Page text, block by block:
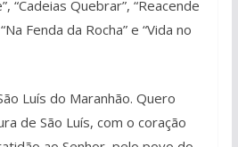
“Cadeias Quebrar”, “Reacende
Fenda da Rocha” e “Vida no
Luís do Maranhão. Quero
de São Luís, com o coração